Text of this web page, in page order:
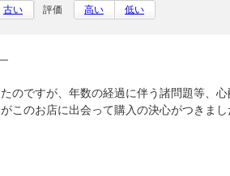
古い 評価 高い 低い
のですが、年数の経過に伴う諸問題等、
このお店に出会って購入の決心がつきま